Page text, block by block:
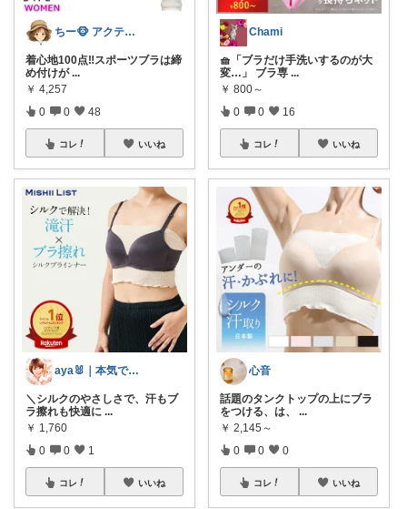
ちー🐵 アクティブ女子の日常🏃💨
着心地100点‼️スポーツブラは締
め付けが ...
￥ 4,257
0 0 48
コレ いいね
aya🐰｜本気で良かったものだけ
＼シルクのやさしさで、汗もブ
ラ擦れも快適に ...
￥ 1,760
0 0 1
コレ いいね
Chami
🧺「ブラだけ手洗いするのが大
変…」 ブラ専 ...
￥ 800～
0 0 16
コレ いいね
心音
話題のタンクトップの上にブラ
をつける、は、
...
￥ 2,145～
0 0 0
コレ いいね